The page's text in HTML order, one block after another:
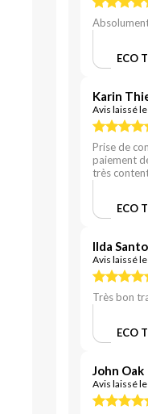
ECO
Karin
Avis laissé
Prise de
paiement
très
ECO
Ilda
Avis laissé
Très bon
ECO
John Oak
Avis laissé